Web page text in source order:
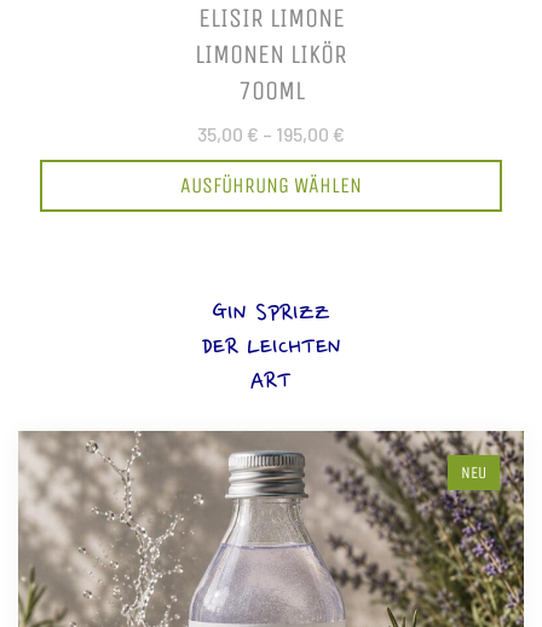
ELISIR LIMONE
LIMONEN LIKÖR
700ML
35,00 € – 195,00 €
AUSFÜHRUNG WÄHLEN
GIN SPRIZZ
DER LEICHTEN
ART
NEU